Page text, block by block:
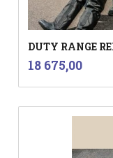
DUTY RANGE
Pris
18 675,00